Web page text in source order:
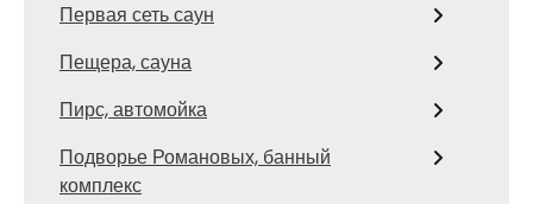
Первая сеть саун
Пещера, сауна
Пирс, автомойка
Подворье Романовых, банный
комплекс